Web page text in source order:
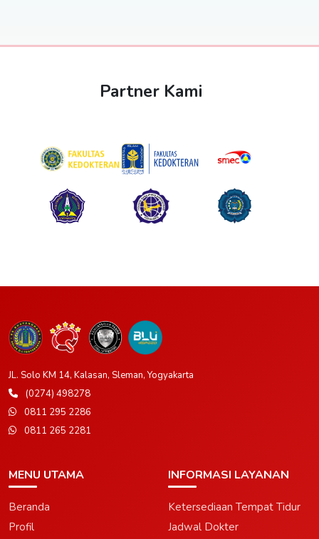
Partner Kami
JL. Solo KM 14, Kalasan, Sleman, Yogyakarta
(0274) 498278
0811 295 2286
0811 265 2281
MENU UTAMA
Beranda
Profil
INFORMASI LAYANAN
Ketersediaan Tempat Tidur
Jadwal Dokter